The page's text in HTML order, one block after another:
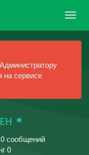
на сервисе
ꔷ
0 сообщений
0